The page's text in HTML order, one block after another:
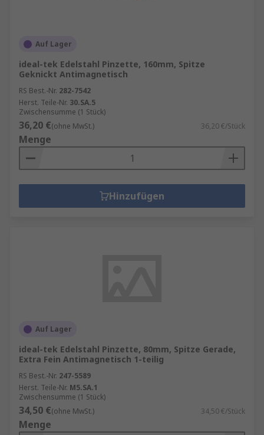
Auf Lager
ideal-tek Edelstahl Pinzette, 160mm, Spitze
Geknickt Antimagnetisch
RS Best.-Nr. 282-7542
Herst. Teile-Nr. 30.SA.5
Zwischensumme (1 Stück)
36,20 €(ohne MwSt.) 36,20 €/Stück
Menge
Hinzufügen
Auf Lager
ideal-tek Edelstahl Pinzette, 80mm, Spitze Gerade,
Extra Fein Antimagnetisch 1-teilig
RS Best.-Nr. 247-5589
Herst. Teile-Nr. M5.SA.1
Zwischensumme (1 Stück)
34,50 €(ohne MwSt.) 34,50 €/Stück
Menge